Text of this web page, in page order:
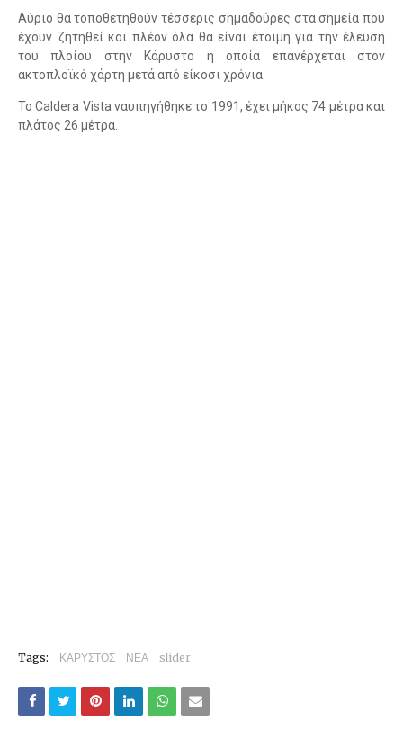
Αύριο θα τοποθετηθούν τέσσερις σημαδούρες στα σημεία που
έχουν ζητηθεί και πλέον όλα θα είναι έτοιμη για την έλευση
του πλοίου στην Κάρυστο η οποία επανέρχεται στον
ακτοπλοϊκό χάρτη μετά από είκοσι χρόνια.
Το Caldera Vista ναυπηγήθηκε το 1991, έχει μήκος 74 μέτρα και
πλάτος 26 μέτρα.
Tags: ΚΑΡΥΣΤΟΣ ΝΕΑ slider